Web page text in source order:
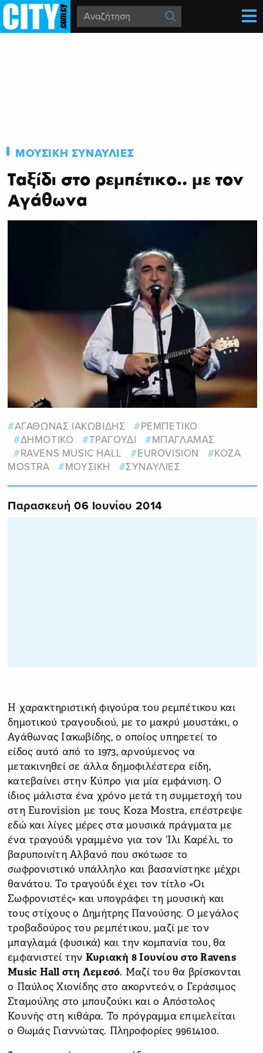
ΜΟΥΣΙΚΗ ΣΥΝΑΥΛΙΕΣ
Ταξίδι στο ρεμπέτικο.. με τον
Αγάθωνα
ΑΓΑΘΩΝΑΣ ΙΑΚΩΒΙΔΗΣ
ΡΕΜΠΕΤΙΚΟ
ΔΗΜΟΤΙΚΟ
ΤΡΑΓΟΥΔΙ
ΜΠΑΓΛΑΜΑΣ
RAVENS MUSIC HALL
EUROVISION
KOZA
MOSTRA
ΜΟΥΣΙΚΗ ΣΥΝΑΥΛΙΕΣ
Παρασκευή 06 Ιουνίου 2014
Η χαρακτηριστική φιγούρα του ρεμπέτικου και
δημοτικού τραγουδιού, με το μακρύ μουστάκι, ο
Αγάθωνας Ιακωβίδης, ο οποίος υπηρετεί το
είδος αυτό από το 1973, αρνούμενος να
μετακινηθεί σε άλλα δημοφιλέστερα είδη,
κατεβαίνει στην Κύπρο για μία εμφάνιση. Ο
ίδιος μάλιστα ένα χρόνο μετά τη συμμετοχή του
στη Eurovision με τους Koza Mostra, επέστρεψε
εδώ και λίγες μέρες στα μουσικά πράγματα με
ένα τραγούδι γραμμένο για τον Ίλι Καρέλι, το
βαρυποινίτη Αλβανό που σκότωσε το
σωφρονιστικό υπάλληλο και βασανίστηκε μέχρι
θανάτου. Το τραγούδι έχει τον τίτλο «Οι
Σωφρονιστές» και υπογράφει τη μουσική και
τους στίχους ο Δημήτρης Πανούσης. Ο μεγάλος
τροβαδούρος του ρεμπέτικου, μαζί με τον
μπαγλαμά (φυσικά) και την κομπανία του, θα
εμφανιστεί την Κυριακή 8 Ιουνίου στο Ravens
Music Hall στη Λεμεσό. Μαζί του θα βρίσκονται
ο Παύλος Χιονίδης στο ακορντεόν, ο Γεράσιμος
Σταμούλης στο μπουζούκι και ο Απόστολος
Κουνής στη κιθάρα. Το πρόγραμμα επιμελείται
ο Θωμάς Γιαννώτας. Πληροφορίες 99614100.